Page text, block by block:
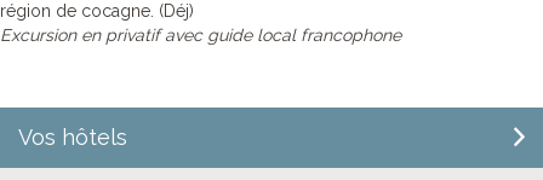
région de cocagne. (Déj)
Excursion en privatif avec guide local francophone
Vos hôtels